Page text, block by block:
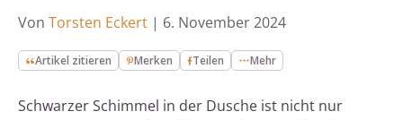
Von Torsten Eckert | 6. November 2024
Artikel zitieren Merken Teilen Mehr
Schwarzer Schimmel in der Dusche ist nicht nur